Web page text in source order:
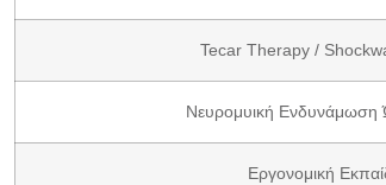
Tecar Therapy /
Νευρομυική Ενδυνάμωση
Εργονομική